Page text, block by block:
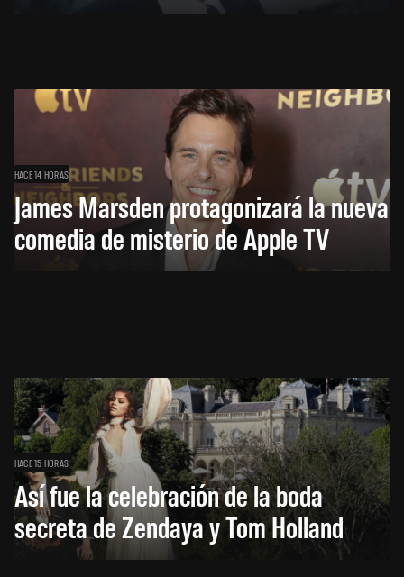
HACE 14 HORAS
James Marsden protagonizará la nueva
comedia de misterio de Apple TV
HACE 15 HORAS
Así fue la celebración de la boda
secreta de Zendaya y Tom Holland